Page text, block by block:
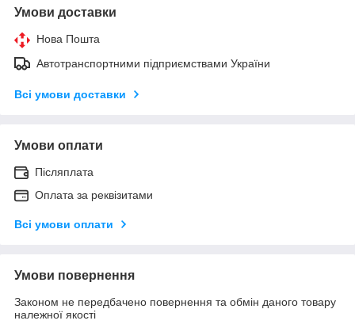
Умови доставки
Нова Пошта
Автотранспортними підприємствами України
Всі умови доставки
Умови оплати
Післяплата
Оплата за реквізитами
Всі умови оплати
Умови повернення
Законом не передбачено повернення та обмін даного товару
належної якості